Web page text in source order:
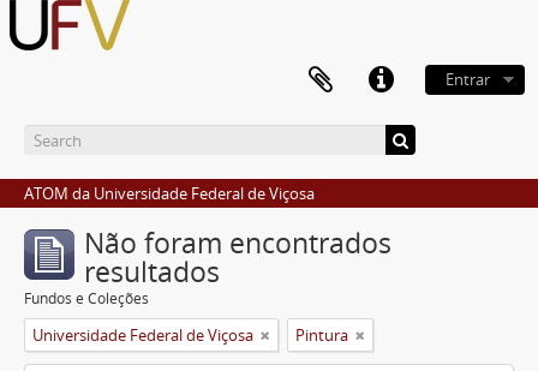
Entrar
ATOM da Universidade Federal de Viçosa
Não foram encontrados
resultados
Fundos e Coleções
Universidade Federal de Viçosa Pintura